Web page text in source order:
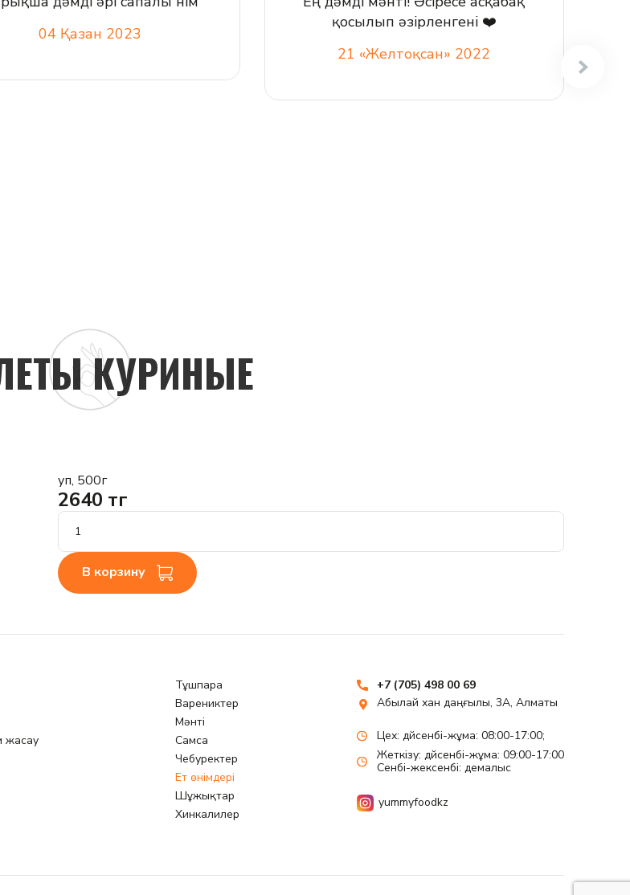
04 Қазан 2023
қосылып әзірленгені ❤️
21 «Желтоқсан» 2022
КУРИНЫЕ
уп, 500г
2640 тг
В корзину
жасау
Тұшпара
Варениктер
Мәнті
Самса
Чебуректер
Ет өнімдері
Шұжықтар
Хинкалилер
+7 (705) 498 00 69
Абылай хан даңғылы, 3А, Алматы
Цех: дүйсенбі-жұма: 08:00-17:00;
Жеткізу: дүйсенбі-жұма: 09:00-17:00
Сенбі-жексенбі: демалыс
yummyfoodkz